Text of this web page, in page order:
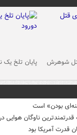
قتل شوهرش پایان تلخ یک
بودن» است
ناوگان هوایی در
قدرت آمریکا بود